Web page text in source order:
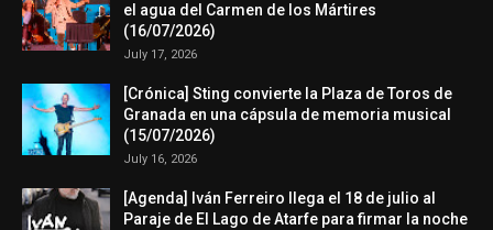
el agua del Carmen de los Mártires
(16/07/2026)
July 17, 2026
[Crónica] Sting convierte la Plaza de Toros de
Granada en una cápsula de memoria musical
(15/07/2026)
July 16, 2026
[Agenda] Iván Ferreiro llega el 18 de julio al
Paraje de El Lago de Atarfe para firmar la noche